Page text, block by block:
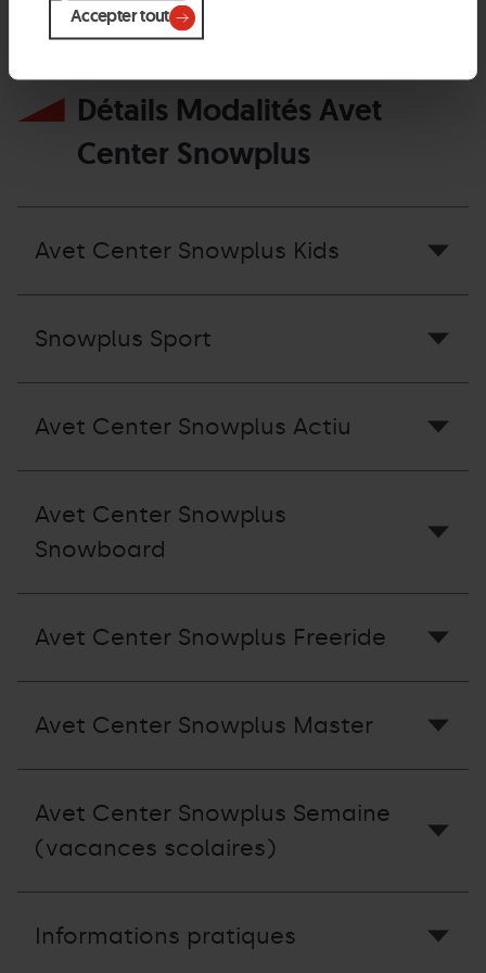
Accepter tout
Détails Modalités Avet
Center Snowplus
Avet Center Snowplus Kids
Snowplus Sport
Avet Center Snowplus Actiu
Avet Center Snowplus
Snowboard
Avet Center Snowplus Freeride
Avet Center Snowplus Master
Avet Center Snowplus Semaine
(vacances scolaires)
Informations pratiques